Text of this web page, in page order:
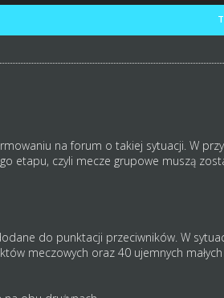
na forum o takiej sytuacji. W
etapu, czyli mecze grupowe muszą
do punktacji przeciwników. W
meczowych oraz 40 ujemnych małych